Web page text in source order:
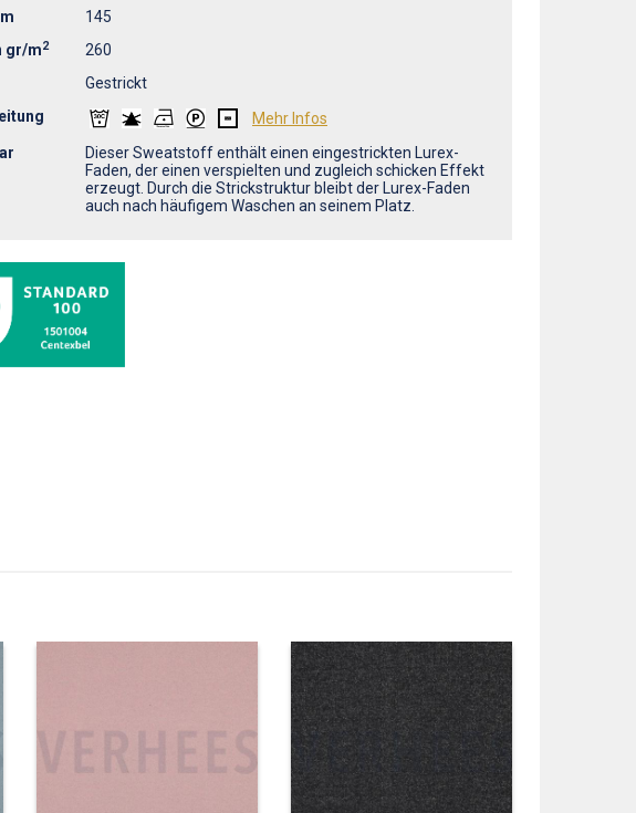
145
gr/m2
260
Gestrickt
Mehr Infos
Dieser Sweatstoff enthält einen eingestrickten Lurex-
Faden, der einen verspielten und zugleich schicken Effekt
erzeugt. Durch die Strickstruktur bleibt der Lurex-Faden
auch nach häufigem Waschen an seinem Platz.